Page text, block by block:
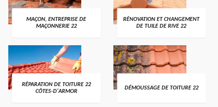
MAÇON, ENTREPRISE DE
MAÇONNERIE 22
RÉNOVATION ET CHANGEMENT
DE TUILE DE RIVE 22
RÉPARATION DE TOITURE 22
CÔTES-D'ARMOR
DÉMOUSSAGE DE TOITURE 22